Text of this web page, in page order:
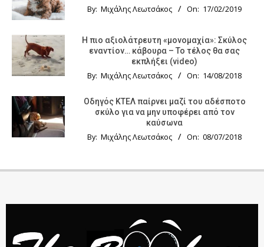
By: Μιχάλης Λεωτσάκος On: 17/02/2019
Η πιο αξιολάτρευτη «μονομαχία»: Σκύλος
εναντίον… κάβουρα – Το τέλος θα σας
εκπλήξει (video)
By: Μιχάλης Λεωτσάκος On: 14/08/2018
Οδηγός KTΕΛ παίρνει μαζί του αδέσποτο
σκύλο για να μην υποφέρει από τον
καύσωνα
By: Μιχάλης Λεωτσάκος On: 08/07/2018